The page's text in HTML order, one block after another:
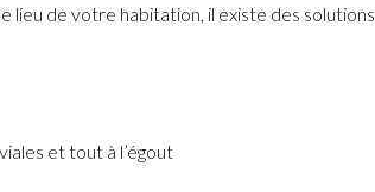
lieu de votre habitation, il existe des solutions
et tout à l’égout